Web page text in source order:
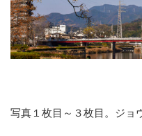
写真１枚目～３枚目。ジョ